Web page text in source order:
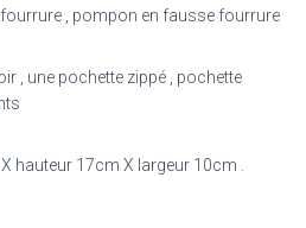
, pompon en fausse fourrure
, une pochette zippé , pochette
hauteur 17cm X largeur 10cm .